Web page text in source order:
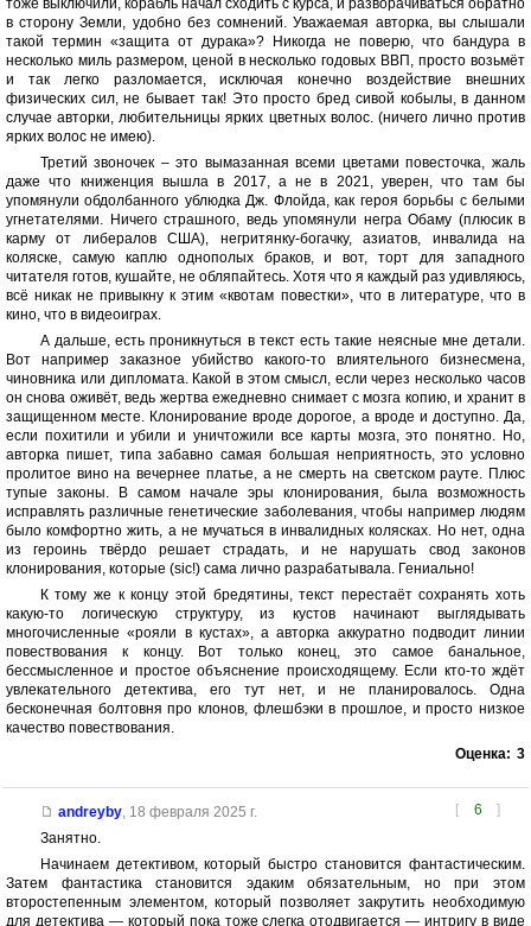
тоже выключили, корабль начал сходить с курса, и разворачиваться обратно
в сторону Земли, удобно без сомнений. Уважаемая авторка, вы слышали
такой термин «защита от дурака»? Никогда не поверю, что бандура в
несколько миль размером, ценой в несколько годовых ВВП, просто возьмёт
и так легко разломается, исключая конечно воздействие внешних
физических сил, не бывает так! Это просто бред сивой кобылы, в данном
случае авторки, любительницы ярких цветных волос. (ничего лично против
ярких волос не имею).
Третий звоночек – это вымазанная всеми цветами повесточка, жаль
даже что книженция вышла в 2017, а не в 2021, уверен, что там бы
упомянули обдолбанного ублюдка Дж. Флойда, как героя борьбы с белыми
угнетателями. Ничего страшного, ведь упомянули негра Обаму (плюсик в
карму от либералов США), негритянку-богачку, азиатов, инвалида на
коляске, самую каплю однополых браков, и вот, торт для западного
читателя готов, кушайте, не обляпайтесь. Хотя что я каждый раз удивляюсь,
всё никак не привыкну к этим «квотам повестки», что в литературе, что в
кино, что в видеоиграх.
А дальше, есть проникнуться в текст есть такие неясные мне детали.
Вот например заказное убийство какого-то влиятельного бизнесмена,
чиновника или дипломата. Какой в этом смысл, если через несколько часов
он снова оживёт, ведь жертва ежедневно снимает с мозга копию, и хранит в
защищенном месте. Клонирование вроде дорогое, а вроде и доступно. Да,
если похитили и убили и уничтожили все карты мозга, это понятно. Но,
авторка пишет, типа забавно самая большая неприятность, это условно
пролитое вино на вечернее платье, а не смерть на светском рауте. Плюс
тупые законы. В самом начале эры клонирования, была возможность
исправлять различные генетические заболевания, чтобы например людям
было комфортно жить, а не мучаться в инвалидных колясках. Но нет, одна
из героинь твёрдо решает страдать, и не нарушать свод законов
клонирования, которые (sic!) сама лично разрабатывала. Гениально!
К тому же к концу этой бредятины, текст перестаёт сохранять хоть
какую-то логическую структуру, из кустов начинают выглядывать
многочисленные «рояли в кустах», а авторка аккуратно подводит линии
повествования к концу. Вот только конец, это самое банальное,
бессмысленное и простое объяснение происходящему. Если кто-то ждёт
увлекательного детектива, его тут нет, и не планировалось. Одна
бесконечная болтовня про клонов, флешбэки в прошлое, и просто низкое
качество повествования.
Оценка: 3
[ 6 ]
andreyby, 18 февраля 2025 г.
Занятно.
Начинаем детективом, который быстро становится фантастическим.
Затем фантастика становится эдаким обязательным, но при этом
второстепенным элементом, который позволяет закрутить необходимую
для детектива — который пока тоже слегка отодвигается — интригу в виде